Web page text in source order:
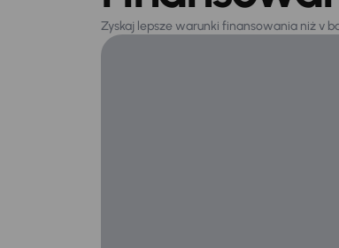
Zyskaj lepsze warunki finansowania niż v